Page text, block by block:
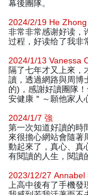
幕後團隊。
2024/2/19 He Zhong
非常非常感谢好读，
过程，好读给了我非
2024/1/13 Vanessa
隔了七年才又上來，
讀，透過網路與周博
的)，感謝好讀團隊
安健康＂～願他家人
2024/1/7 強
第一次知道好讀的時
來很擔心網站會隨著
動起來了，真心、真
有閱讀的人生，閱讀
2023/12/27 Annabel
上高中後有了手機